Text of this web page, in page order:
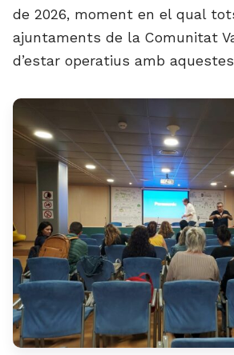
de 2026, moment en el qual
ajuntaments de la Comunitat
d’estar operatius amb